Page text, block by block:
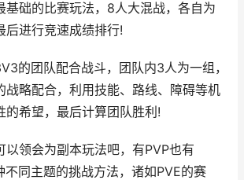
础的比赛玩法，8人大混战，各自为
后进行竞速成绩排行!
团队配合战斗，团队内3人为一组，
战略配合，利用技能、路线、障碍等机
的希望，最后计算团队胜利!
领会为副本玩法吧，有PVP也有
不同主题的挑战方法，诸如PVE的赛